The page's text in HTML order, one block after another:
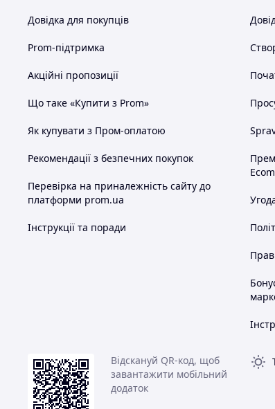
Довідка для покупців
Prom-підтримка
Акційні пропозиції
Що таке «Купити з Prom»
Як купувати з Пром-оплатою
Рекомендації з безпечних покупок
Перевірка на приналежність сайту до
платформи prom.ua
Інструкції та поради
Відскануй QR-код, щоб
завантажити мобільний
додаток